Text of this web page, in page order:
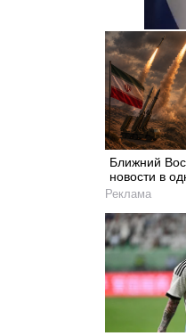
Ближний
новости в
Реклама